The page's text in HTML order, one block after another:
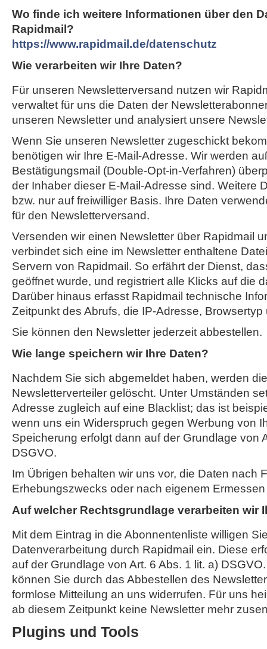
Wo finde ich weitere Informationen über den
Rapidmail?
https://www.rapidmail.de/datenschutz
Wie verarbeiten wir Ihre Daten?
Für unseren Newsletterversand nutzen wir
verwaltet für uns die Daten der
unseren Newsletter und analysiert unsere
Wenn Sie unseren Newsletter zugeschickt
benötigen wir Ihre E-Mail-Adresse. Wir werden
Bestätigungsmail (Double-Opt-in-Verfahren)
der Inhaber dieser E-Mail-Adresse sind. Weitere
bzw. nur auf freiwilliger Basis. Ihre Daten
für den Newsletterversand.
Versenden wir einen Newsletter über Rapidmail
verbindet sich eine im Newsletter enthaltene
Servern von Rapidmail. So erfährt der Dienst,
geöffnet wurde, und registriert alle Klicks auf die
Darüber hinaus erfasst Rapidmail technische
Zeitpunkt des Abrufs, die IP-Adresse,
Sie können den Newsletter jederzeit abbestellen.
Wie lange speichern wir Ihre Daten?
Nachdem Sie sich abgemeldet haben, werden
Newsletterverteiler gelöscht. Unter Umständen
Adresse zugleich auf eine Blacklist; das ist
wenn uns ein Widerspruch gegen Werbung von
Speicherung erfolgt dann auf der Grundlage von
DSGVO.
Im Übrigen behalten wir uns vor, die Daten nach
Erhebungszwecks oder nach eigenem
Auf welcher Rechtsgrundlage verarbeiten wir
Mit dem Eintrag in die Abonnentenliste willigen
Datenverarbeitung durch Rapidmail ein. Diese
auf der Grundlage von Art. 6 Abs. 1 lit. a)
können Sie durch das Abbestellen des
formlose Mitteilung an uns widerrufen. Für uns
ab diesem Zeitpunkt keine Newsletter mehr
Plugins und Tools